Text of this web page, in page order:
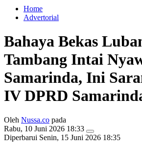
Home
Advertorial
Bahaya Bekas
Tambang Intai
Samarinda, Ini
IV DPRD
Oleh Nussa.co pada
Rabu, 10 Juni 2026 18:33
Diperbarui Senin, 15 Juni 2026 18:35